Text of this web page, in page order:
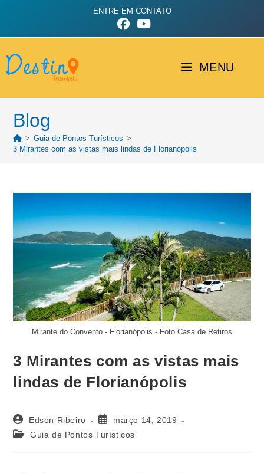
ENTRE EM CONTATO
MENU
Blog
> Guia de Pontos Turísticos >
3 Mirantes com as vistas mais lindas de Florianópolis
Mirante do Convento - Florianópolis - Foto Casa de Retiros
3 Mirantes com as vistas mais
lindas de Florianópolis
Edson Ribeiro
março 14, 2019
Guia de Pontos Turísticos